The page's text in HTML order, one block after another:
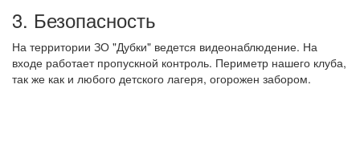
3. Безопасность
На территории ЗО "Дубки" ведется видеонаблюдение. На
входе работает пропускной контроль. Периметр нашего клуба,
так же как и любого детского лагеря, огорожен забором.